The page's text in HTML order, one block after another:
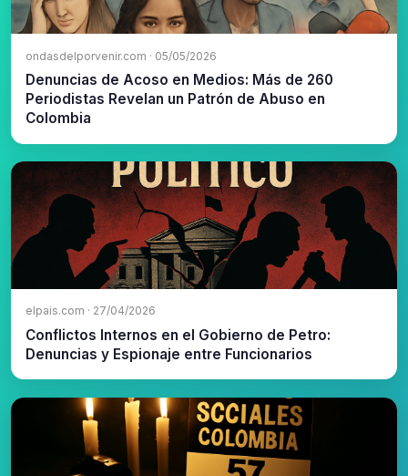
ondasdelporvenir.com · 05/05/2026
Denuncias de Acoso en Medios: Más de 260
Periodistas Revelan un Patrón de Abuso en
Colombia
elpais.com · 27/04/2026
Conflictos Internos en el Gobierno de Petro:
Denuncias y Espionaje entre Funcionarios